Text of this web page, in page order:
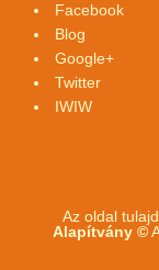
Facebook
Blog
Google+
Twitter
IWIW
Az oldal
Alapítvány ©